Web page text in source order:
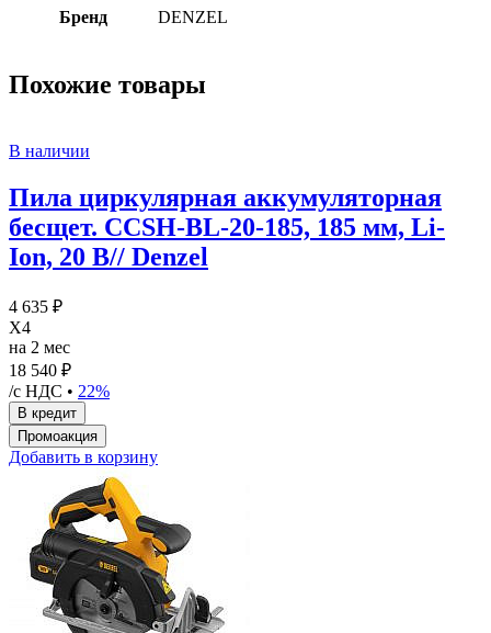
Бренд DENZEL
Похожие товары
В наличии
Пила циркулярная аккумуляторная
бесщет. CCSH-BL-20-185, 185 мм, Li-
Ion, 20 В// Denzel
4 635 ₽
X4
на 2 мес
18 540 ₽
/с НДС • 22%
Добавить в корзину